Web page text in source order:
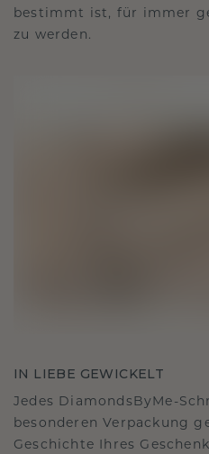
bestimmt ist, für immer
zu werden.
IN LIEBE GEWICKELT
Jedes DiamondsByMe-
besonderen Verpackung
Geschichte Ihres